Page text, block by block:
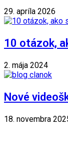
29. apríla 2026
10 otázok,
2. mája 2024
Nové
18. novembra